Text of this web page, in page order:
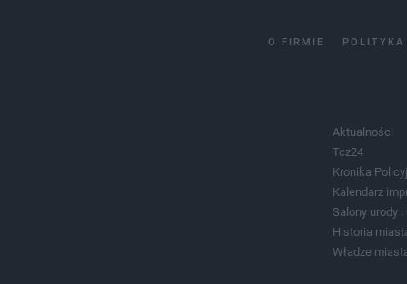
O FIRMIE POLITYKA
Aktualności
Tcz24
Kronika
Kalendarz
Salony urody i
Historia
Władze